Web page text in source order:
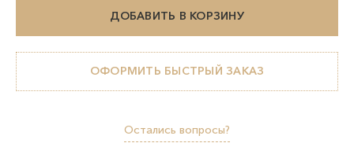
ДОБАВИТЬ В КОРЗИНУ
ОФОРМИТЬ БЫСТРЫЙ ЗАКАЗ
Остались вопросы?